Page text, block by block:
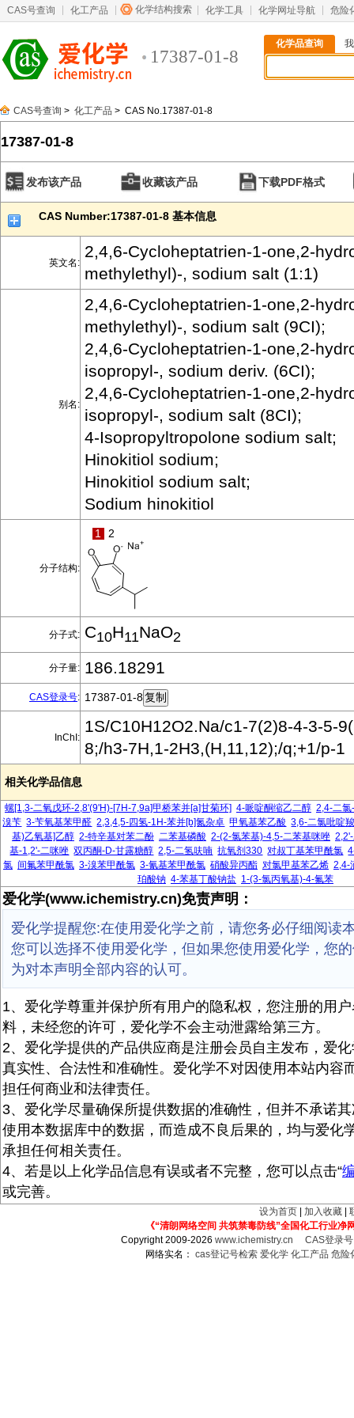
CAS号查询 化工产品 化学结构搜索 化学工具 化学网址导航 危险
17387-01-8
化学品查询
CAS号查询 > 化工产品 > CAS No.17387-01-8
17387-01-8
发布该产品 收藏该产品 下载PDF格式
CAS Number:17387-01-8 基本信息
英文名:
2,4,6-Cycloheptatrien-1-one,2-
methylethyl)-, sodium salt (1:1)
别名:
2,4,6-Cycloheptatrien-1-one,2-
methylethyl)-, sodium salt (9CI);
2,4,6-Cycloheptatrien-1-one,2-
isopropyl-, sodium deriv. (6CI);
2,4,6-Cycloheptatrien-1-one,2-
isopropyl-, sodium salt (8CI);
4-Isopropyltropolone sodium salt;
Hinokitiol sodium;
Hinokitiol sodium salt;
Sodium hinokitiol
分子结构:
1 2
分子式: C10H11NaO2
分子量: 186.18291
CAS登录号: 17387-01-8
InChI:
1S/C10H12O2.Na/c1-7(2)8-4-3-5-
8;/h3-7H,1-2H3,(H,11,12);/q;+1/p-1
相关化学品信息
螺[1,3-二氧戊环-2,8'(9'H)-[7H-7,9a]甲桥苯并[a]甘菊环] 4-哌啶酮缩乙二醇 2,4-二氯
溴苄 3-苄氧基苯甲醛 2,3,4,5-四氢-1H-苯并[b]氮杂卓 甲氧基苯乙酸 3,6-二氯吡啶
基)乙氧基]乙醇 2-特辛基对苯二酚 二苯基磷酸 2-(2-氯苯基)-4,5-二苯基咪唑
基-1,2'-二咪唑 双丙酮-D-甘露糖醇 2,5-二氢呋喃 抗氧剂330 对叔丁基苯甲酰氯
氯 间氟苯甲酰氯 3-溴苯甲酰氯 3-氰基苯甲酰氯 硝酸异丙酯 对氯甲基苯乙烯 2,4-
珀酸钠 4-苯基丁酸钠盐 1-(3-氯丙氧基)-4-氟苯
爱化学(www.ichemistry.cn)免责声明：
爱化学提醒您:在使用爱化学之前，请您务必仔细阅读
您可以选择不使用爱化学，但如果您使用爱化学，您
为对本声明全部内容的认可。
1、爱化学尊重并保护所有用户的隐私权，您注册的用
料，未经您的许可，爱化学不会主动泄露给第三方。
2、爱化学提供的产品供应商是注册会员自主发布，爱
真实性、合法性和准确性。爱化学不对因使用本站内容
担任何商业和法律责任。
3、爱化学尽量确保所提供数据的准确性，但并不承诺
使用本数据库中的数据，而造成不良后果的，均与爱化
承担任何相关责任。
4、若是以上化学品信息有误或者不完整，您可以点击“
或完善。
设为首页 加入收藏
《“清朗网络空间 共筑禁毒防线”全国化工行业净
Copyright 2009-2026www.ichemistry.cn
CAS登录
网络实名： cas登记号检索 爱化学 化工产品 危险